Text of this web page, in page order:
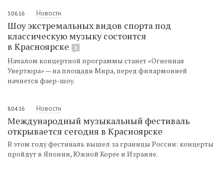
3.06.16 Новости
Шоу экстремальных видов спорта под
классическую музыку состоится
в Красноярске
3
Началом концертной программы станет «Огненная
Увертюра» — на площади Мира, перед филармонией
начнется фаер-шоу.
8.04.16 Новости
Международный музыкальный фестиваль
открывается сегодня в Красноярске
В этом году фестиваль вышел за границы России: концерты
пройдут в Японии, Южной Корее и Израиле.